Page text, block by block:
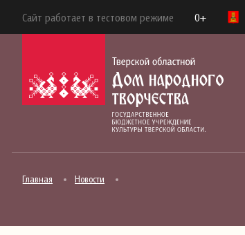
Сайт работает в тестовом режиме 0+
Главная Новости